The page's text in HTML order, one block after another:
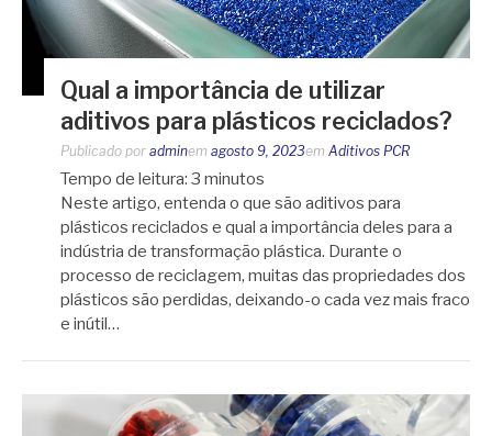
Qual a importância de utilizar
aditivos para plásticos reciclados?
Publicado por adminem agosto 9, 2023em Aditivos PCR
Tempo de leitura: 3 minutos
Neste artigo, entenda o que são aditivos para
plásticos reciclados e qual a importância deles para a
indústria de transformação plástica. Durante o
processo de reciclagem, muitas das propriedades dos
plásticos são perdidas, deixando-o cada vez mais fraco
e inútil…